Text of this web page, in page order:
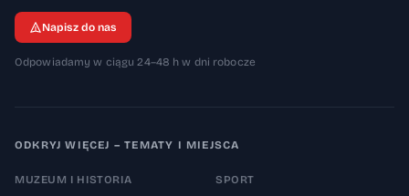
Napisz do nas
Odpowiadamy w ciągu 24–48 h w dni robocze
ODKRYJ WIĘCEJ – TEMATY I MIEJSCA
MUZEUM I HISTORIA SPORT